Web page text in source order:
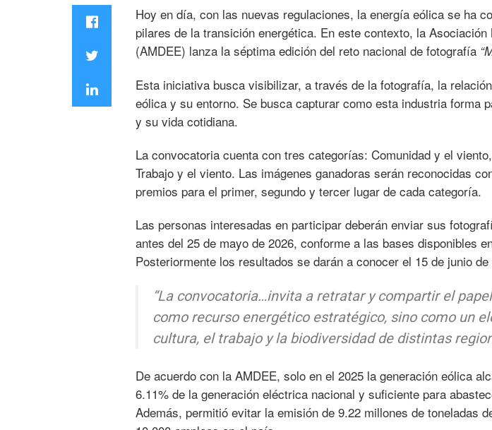
Hoy en día, con las nuevas regulaciones, la energía eólica se ha
pilares de la transición energética. En este contexto, la
(AMDEE) lanza la séptima edición del reto nacional de fotografía
Esta iniciativa busca visibilizar, a través de la fotografía, la
eólica y su entorno. Se busca capturar como esta industria forma
y su vida cotidiana.
La convocatoria cuenta con tres categorías: Comunidad y el
Trabajo y el viento. Las imágenes ganadoras serán reconocidas
premios para el primer, segundo y tercer lugar de cada categoría.
Las personas interesadas en participar deberán enviar sus
antes del 25 de mayo de 2026, conforme a las bases disponibles
Posteriormente los resultados se darán a conocer el 15 de junio de
“La convocatoria…invita a retratar y compartir el
como recurso energético estratégico, sino como un
cultura, el trabajo y la biodiversidad de distintas
De acuerdo con la AMDEE, solo en el 2025 la generación eólica
6.11% de la generación eléctrica nacional y suficiente para
Además, permitió evitar la emisión de 9.22 millones de toneladas